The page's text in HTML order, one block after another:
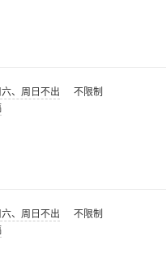
、周日不出
不限制
、周日不出
不限制